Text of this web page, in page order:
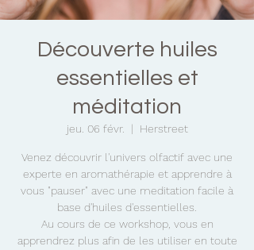
Découverte huiles
essentielles et
méditation
jeu. 06 févr.
  |
Herstreet
Venez découvrir l'univers olfactif avec une
experte en aromathérapie et apprendre à
vous "pauser" avec une meditation facile à
base d'huiles d'essentielles.
Au cours de ce workshop, vous en
apprendrez plus afin de les utiliser en toute